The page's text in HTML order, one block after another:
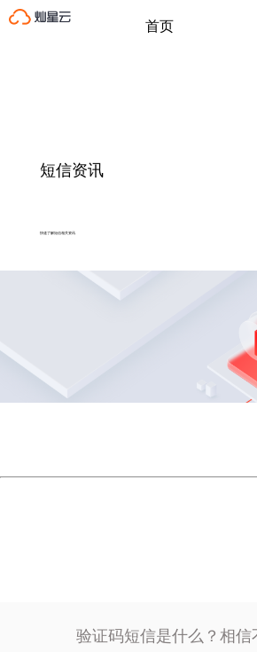
首页
短信资讯
快速了解短信相关资讯
验证码短信是什么？相